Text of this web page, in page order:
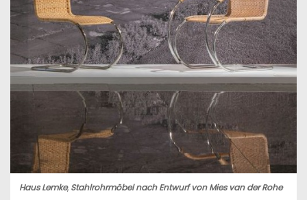
Haus Lemke, Stahlrohrmöbel nach Entwurf von Mies van der Rohe